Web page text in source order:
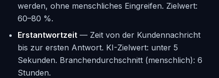
werden, ohne menschliches Eingreifen. Zielwert:
60–80 %.
Erstantwortzeit — Zeit von der Kundennachricht
bis zur ersten Antwort. KI-Zielwert: unter 5
Sekunden. Branchendurchschnitt (menschlich): 6
Stunden.